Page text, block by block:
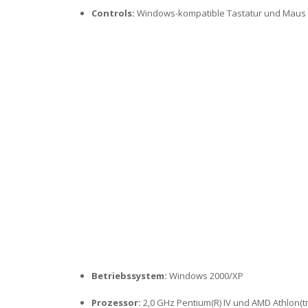
Controls: Windows-kompatible Tastatur und Maus
Betriebssystem: Windows 2000/XP
Prozessor: 2,0 GHz Pentium(R) IV und AMD